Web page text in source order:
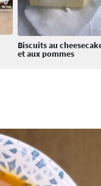
Biscuits au
et aux pommes